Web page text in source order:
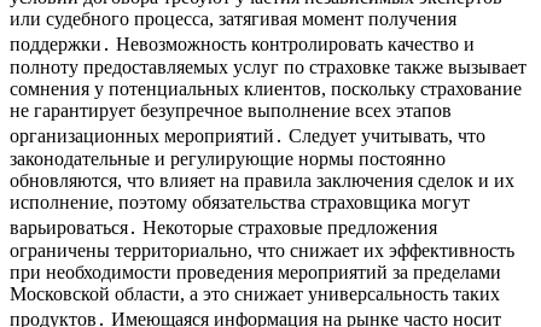
или судебного процесса, затягивая момент получения
поддержки․ Невозможность контролировать качество и
полноту предоставляемых услуг по страховке также вызывает
сомнения у потенциальных клиентов, поскольку страхование
не гарантирует безупречное выполнение всех этапов
организационных мероприятий․ Следует учитывать, что
законодательные и регулирующие нормы постоянно
обновляются, что влияет на правила заключения сделок и их
исполнение, поэтому обязательства страховщика могут
варьироваться․ Некоторые страховые предложения
ограничены территориально, что снижает их эффективность
при необходимости проведения мероприятий за пределами
Московской области, а это снижает универсальность таких
продуктов․ Имеющаяся информация на рынке часто носит